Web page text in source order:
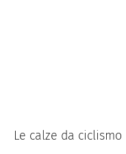
Le calze da